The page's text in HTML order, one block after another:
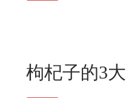
枸杞子的3